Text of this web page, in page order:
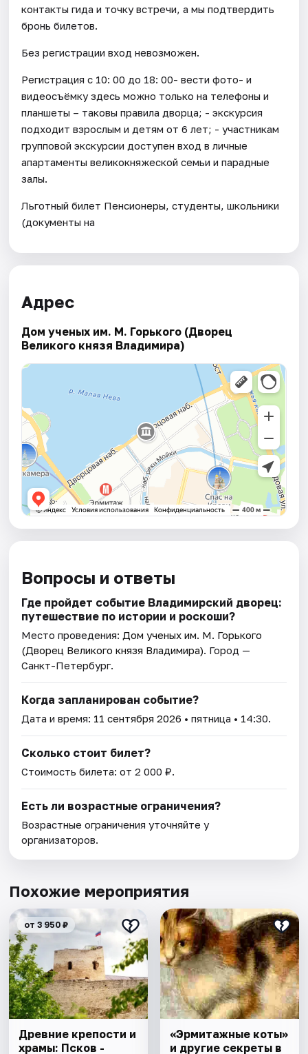
контакты гида и точку встречи, а мы подтвердить
бронь билетов.
Без регистрации вход невозможен.
Регистрация с 10: 00 до 18: 00- вести фото- и
видеосъёмку здесь можно только на телефоны и
планшеты – таковы правила дворца; - экскурсия
подходит взрослым и детям от 6 лет; - участникам
групповой экскурсии доступен вход в личные
апартаменты великокняжеской семьи и парадные
залы.
Льготный билет Пенсионеры, студенты, школьники
(документы на
Адрес
Дом ученых им. М. Горького (Дворец
Великого князя Владимира)
Вопросы и ответы
Где пройдет событие Владимирский дворец:
путешествие по истории и роскоши?
Место проведения: Дом ученых им. М. Горького
(Дворец Великого князя Владимира). Город —
Санкт-Петербург.
Когда запланирован событие?
Дата и время: 11 сентября 2026 • пятница • 14:30.
Сколько стоит билет?
Стоимость билета: от 2 000 ₽.
Есть ли возрастные ограничения?
Возрастные ограничения уточняйте у
организаторов.
Похожие мероприятия
от 3 950 ₽
Древние крепости и
храмы: Псков -
«Эрмитажные коты»
и другие секреты в